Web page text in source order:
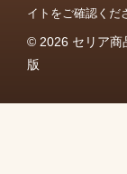
イトをご確認くだ
© 2026 セリア商
版